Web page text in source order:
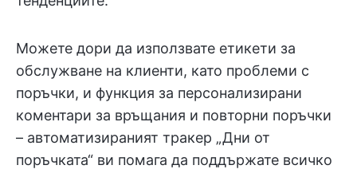
Можете дори да използвате етикети за
обслужване на клиенти, като проблеми с
поръчки, и функция за персонализирани
коментари за връщания и повторни поръчки
– автоматизираният тракер „Дни от
поръчката“ ви помага да поддържате всичко